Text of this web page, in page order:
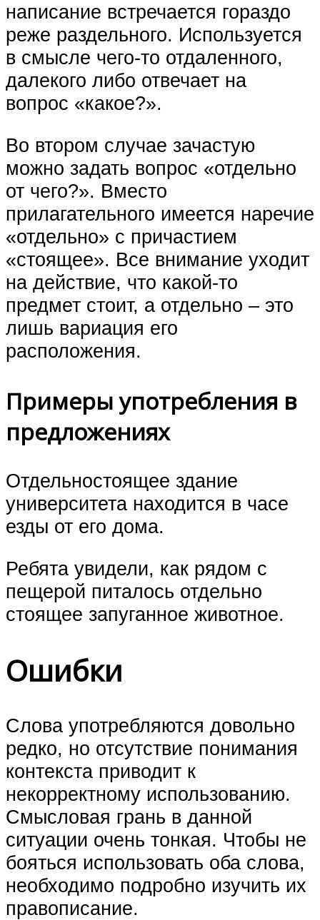
написание встречается гораздо
реже раздельного. Используется
в смысле чего-то отдаленного,
далекого либо отвечает на
вопрос «какое?».
Во втором случае зачастую
можно задать вопрос «отдельно
от чего?». Вместо
прилагательного имеется наречие
«отдельно» с причастием
«стоящее». Все внимание уходит
на действие, что какой-то
предмет стоит, а отдельно – это
лишь вариация его
расположения.
Примеры употребления в
предложениях
Отдельностоящее здание
университета находится в часе
езды от его дома.
Ребята увидели, как рядом с
пещерой питалось отдельно
стоящее запуганное животное.
Ошибки
Слова употребляются довольно
редко, но отсутствие понимания
контекста приводит к
некорректному использованию.
Смысловая грань в данной
ситуации очень тонкая. Чтобы не
бояться использовать оба слова,
необходимо подробно изучить их
правописание.